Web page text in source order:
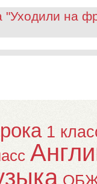
"Уходили на
1